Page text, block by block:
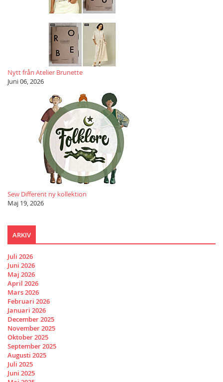
Nytt från Atelier Brunette
Juni 06, 2026
Sew Different ny kollektion
Maj 19, 2026
ARKIV
Juli 2026
Juni 2026
Maj 2026
April 2026
Mars 2026
Februari 2026
Januari 2026
December 2025
November 2025
Oktober 2025
September 2025
Augusti 2025
Juli 2025
Juni 2025